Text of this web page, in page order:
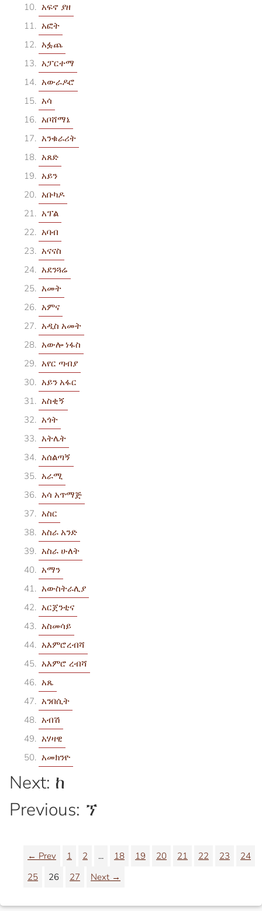
አፍኖ ያዘ
አፎት
አፏጨ
አፓርተማ
አውራዶሮ
አሳ
አቦሸማኔ
አንቁራሪት
አጸድ
አይን
አቡካዶ
አፕል
አባብ
አናናስ
አደንጓሬ
አመት
አምና
አዲስ አመት
አውሎ ነፋስ
አየር ጣብያ
አይን አፋር
አስቂኝ
አጎት
አትሌት
አሰልጣኝ
አራሚ
አሳ አጥማጅ
አስር
አስራ አንድ
አስራ ሁለት
አማን
አውስትራሊያ
አርጀንቲና
አስመሳይ
አእምሮረብሻ
አእምሮ ረብሻ
አጼ
አንበሲት
አብሽ
አሃዛዊ
አመክንዮ
Next: ከ
Previous: ኘ
← Prev 1 2 ... 18 19 20 21 22 23
24
25
26 27 Next →